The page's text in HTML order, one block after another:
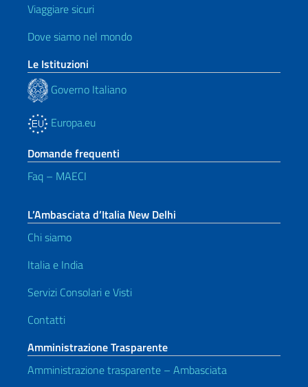
Viaggiare sicuri
Dove siamo nel mondo
Le Istituzioni
Governo Italiano
Europa.eu
Domande frequenti
Faq – MAECI
L’Ambasciata d’Italia New Delhi
Chi siamo
Italia e India
Servizi Consolari e Visti
Contatti
Amministrazione Trasparente
Amministrazione trasparente – Ambasciata